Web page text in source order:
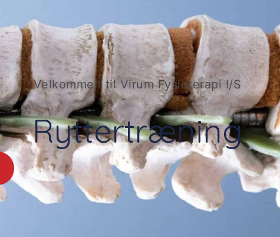
Velkommen til Virum Fysioterapi I/S
Ryttertræning